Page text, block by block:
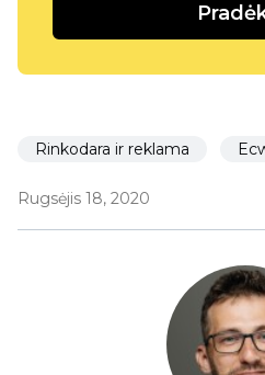
Rinkodara ir reklama
Rugsėjis 18, 2020